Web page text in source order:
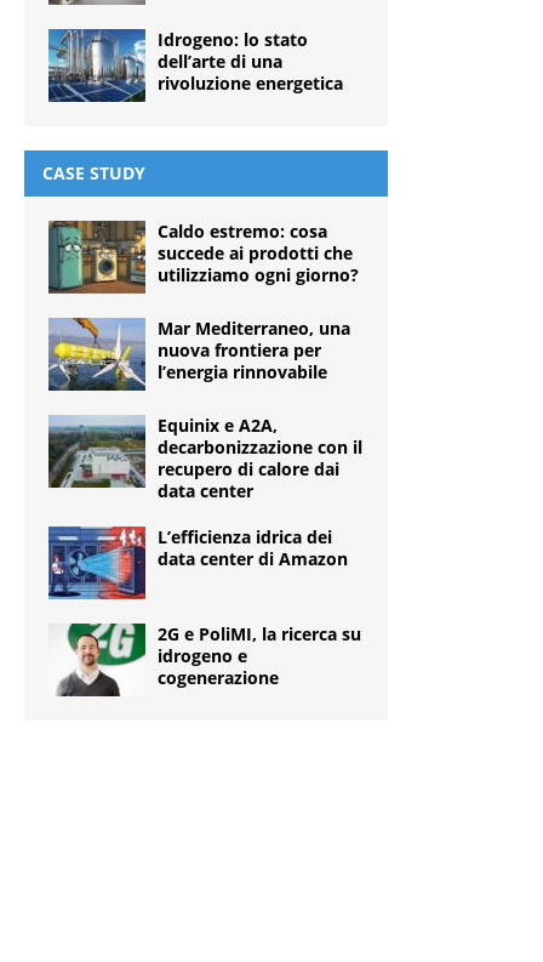
Idrogeno: lo stato
dell’arte di una
rivoluzione energetica
CASE STUDY
Caldo estremo: cosa
succede ai prodotti che
utilizziamo ogni giorno?
Mar Mediterraneo, una
nuova frontiera per
l’energia rinnovabile
Equinix e A2A,
decarbonizzazione con il
recupero di calore dai
data center
L’efficienza idrica dei
data center di Amazon
2G e PoliMI, la ricerca su
idrogeno e
cogenerazione